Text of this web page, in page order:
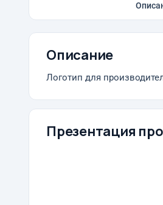
Описание
Логотип для
Презентация